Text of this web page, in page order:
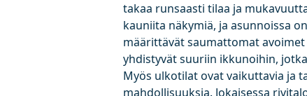
takaa runsaasti tilaa ja
kauniita näkymiä, ja asunnoissa
määrittävät saumattomat
yhdistyvät suuriin ikkunoihin,
Myös ulkotilat ovat vaikuttavia ja
mahdollisuuksia. Jokaisessa